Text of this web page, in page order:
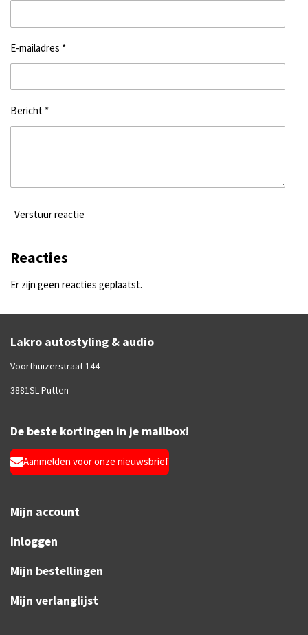
E-mailadres *
Bericht *
Verstuur reactie
Reacties
Er zijn geen reacties geplaatst.
Lakro autostyling & audio
Voorthuizerstraat 144
3881SL Putten
De beste kortingen in je mailbox!
Aanmelden voor onze nieuwsbrief
Mijn account
Inloggen
Mijn bestellingen
Mijn verlanglijst